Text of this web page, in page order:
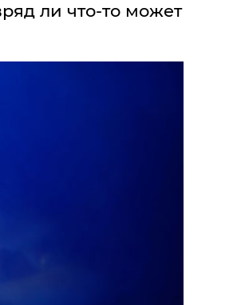
ли что-то может